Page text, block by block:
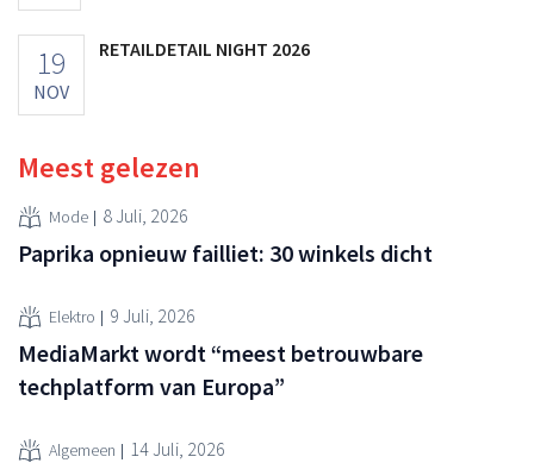
19
NOV
RETAILDETAIL NIGHT 2026
Meest gelezen
Mode 8 Juli, 2026
Paprika opnieuw failliet: 30 winkels dicht
Elektro 9 Juli, 2026
MediaMarkt wordt “meest betrouwbare
techplatform van Europa”
Algemeen 14 Juli, 2026